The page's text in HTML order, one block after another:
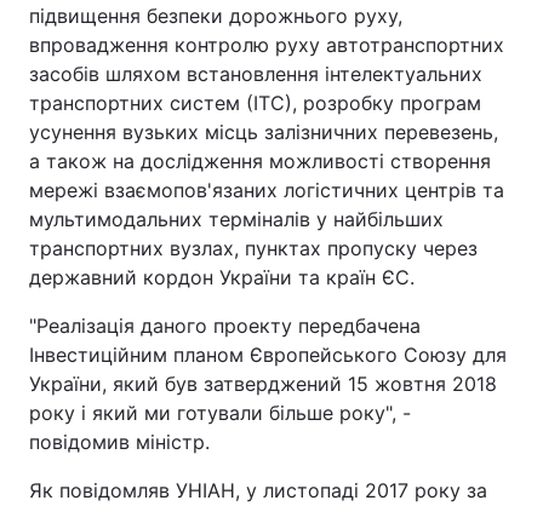
підвищення безпеки дорожнього руху,
впровадження контролю руху автотранспортних
засобів шляхом встановлення інтелектуальних
транспортних систем (ІТС), розробку програм
усунення вузьких місць залізничних перевезень,
а також на дослідження можливості створення
мережі взаємопов'язаних логістичних центрів та
мультимодальних терміналів у найбільших
транспортних вузлах, пунктах пропуску через
державний кордон України та країн ЄС.
"Реалізація даного проекту передбачена
Інвестиційним планом Європейського Союзу для
України, який був затверджений 15 жовтня 2018
року і який ми готували більше року", -
повідомив міністр.
Як повідомляв УНІАН, у листопаді 2017 року за